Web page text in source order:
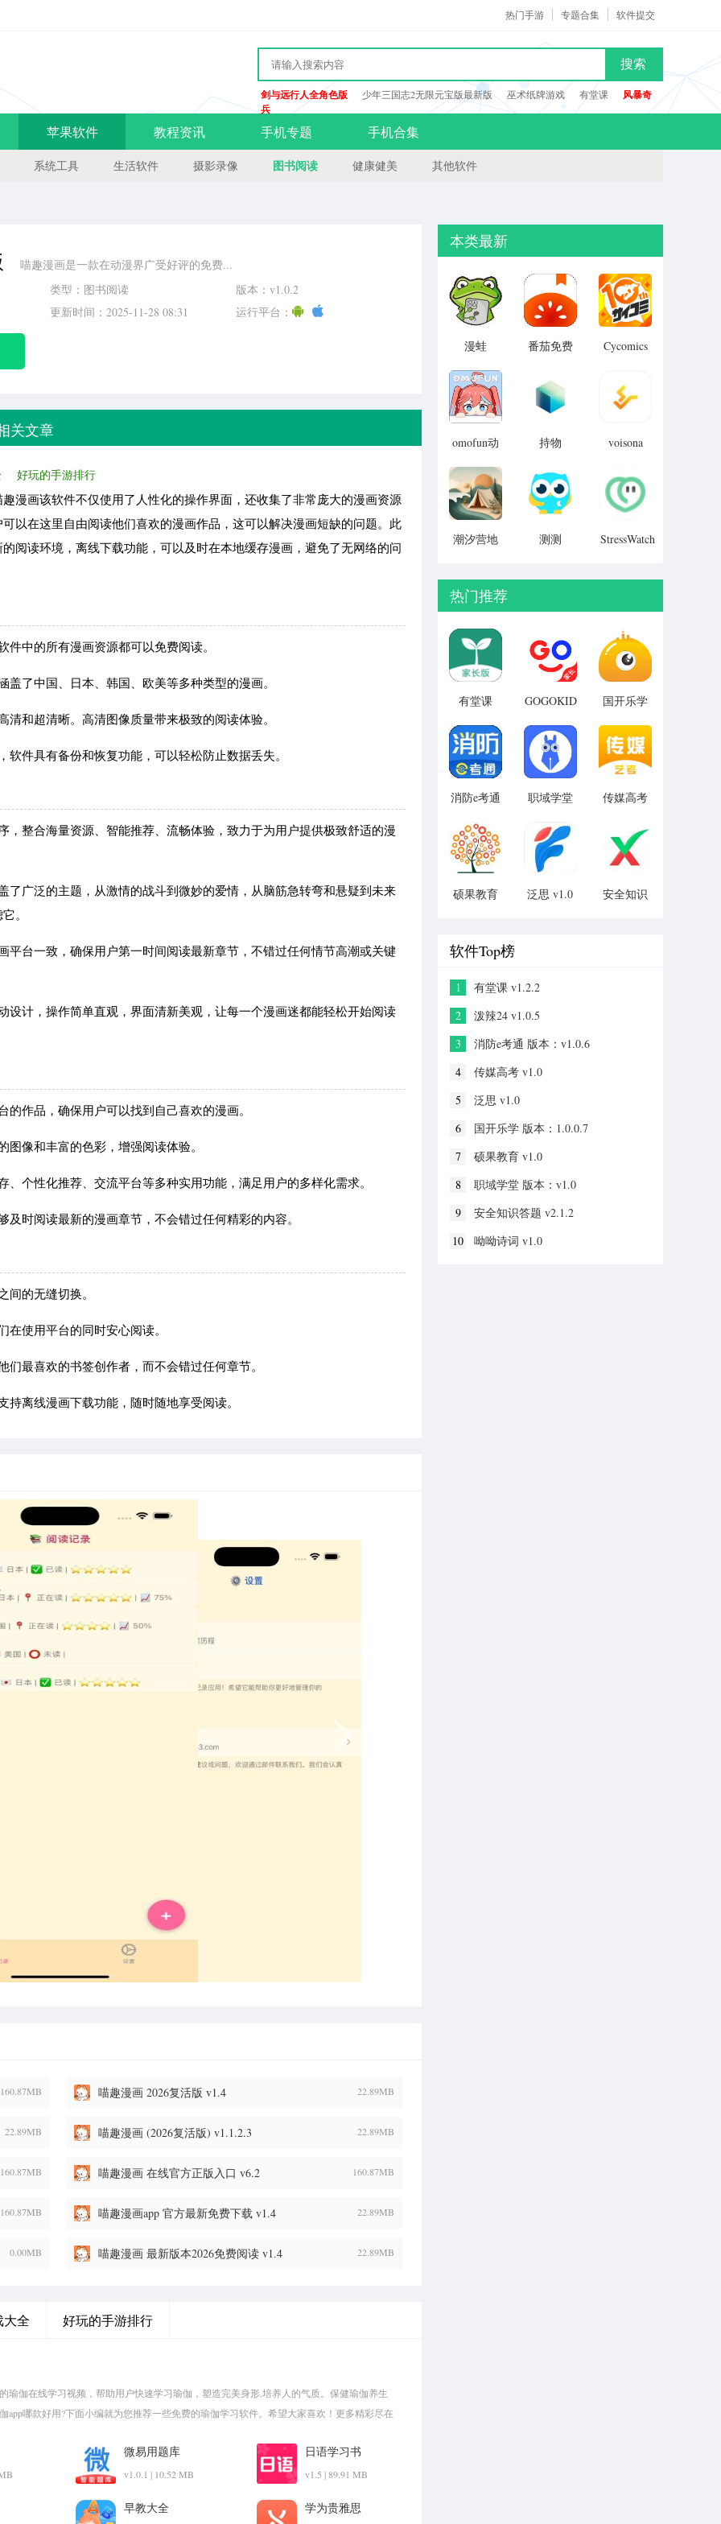
软件提交
专题合集
热门手游
搜索
剑与远行人全角色版 少年三国志2无限元宝版最新版 巫术纸牌游戏 有堂课
风暴奇
兵
苹果软件 教程资讯 手机专题 手机合集
系统工具 生活软件 摄影录像 图书阅读 健康健美 其他软件
喵趣漫画是一款在动漫界广受好评的免费...
类型：图书阅读
版本：v1.0.2
更新时间：2025-11-28 08:31
运行平台：
关文章
好玩的手游排行
漫画该软件不仅使用了人性化的操作界面，还收集了非常庞大的漫画资源
以在这里自由阅读他们喜欢的漫画作品，这可以解决漫画短缺的问题。此
阅读环境，离线下载功能，可以及时在本地缓存漫画，避免了无网络的问
中的所有漫画资源都可以免费阅读。
了中国、日本、韩国、欧美等多种类型的漫画。
和超清晰。高清图像质量带来极致的阅读体验。
件具有备份和恢复功能，可以轻松防止数据丢失。
整合海量资源、智能推荐、流畅体验，致力于为用户提供极致舒适的漫
广泛的主题，从激情的战斗到微妙的爱情，从脑筋急转弯和悬疑到未来
。
台一致，确保用户第一时间阅读最新章节，不错过任何情节高潮或关键
计，操作简单直观，界面清新美观，让每一个漫画迷都能轻松开始阅读
作品，确保用户可以找到自己喜欢的漫画。
像和丰富的色彩，增强阅读体验。
个性化推荐、交流平台等多种实用功能，满足用户的多样化需求。
时阅读最新的漫画章节，不会错过任何精彩的内容。
的无缝切换。
使用平台的同时安心阅读。
最喜欢的书签创作者，而不会错过任何章节。
离线漫画下载功能，随时随地享受阅读。
160.87MB 喵趣漫画 2026复活版 v1.4 22.89MB
22.89MB 喵趣漫画 (2026复活版) v1.1.2.3 22.89MB
160.87MB 喵趣漫画 在线官方正版入口 v6.2 160.87MB
160.87MB 喵趣漫画app 官方最新免费下载 v1.4 22.89MB
0.00MB 喵趣漫画 最新版本2026免费阅读 v1.4 22.89MB
大全 好玩的手游排行
瑜伽在线学习视频，帮助用户快速学习瑜伽，塑造完美身形,培养人的气质。保健瑜伽养生
app哪款好用?下面小编就为您推荐一些免费的瑜伽学习软件。希望大家喜欢！更多精彩尽在
微易用题库
v1.0.1 | 10.52 MB
日语学习书
v1.5 | 89.91 MB
早教大全 学为贵雅思
本类最新
漫蛙
官方链接
苹果版
v1.0
番茄免费
版 v7.2.9
Cycomics
omofun动
iosv3.0.0
最新版
v3.0.0
持物
voisona
潮汐营地
测测
StressWatch
热门推荐
有堂课
GOGOKID
v2.2.0
国开乐学
1.0.0.7
消防e考通
v1.0.6
职域学堂
v1.0
传媒高考
硕果教育
泛思 v1.0
安全知识
软件Top榜
1
有堂课 v1.2.2
2
泼辣24 v1.0.5
3
消防e考通 版本：v1.0.6
4
传媒高考 v1.0
5
泛思 v1.0
6
国开乐学 版本：1.0.0.7
7
硕果教育 v1.0
8
职域学堂 版本：v1.0
9
安全知识答题 v2.1.2
10
呦呦诗词 v1.0